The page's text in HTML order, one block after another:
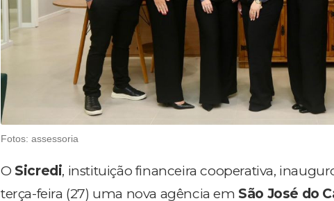
Fotos: assessoria
O Sicredi, instituição financeira cooperativa,
terça-feira (27) uma nova agência em São José do